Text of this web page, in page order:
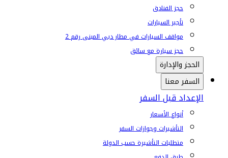
حجز الفنادق
تأجير السيارات
مواقف السيارات في مطار دبي المبنى رقم 2
حجز سيارة مع سائق
الحجز والإدارة
السفر معنا
الإعداد قبل السفر
أنواع الأسعار
التأشيرات وجوازات السفر
متطلبات التأشيرة حسب الدولة